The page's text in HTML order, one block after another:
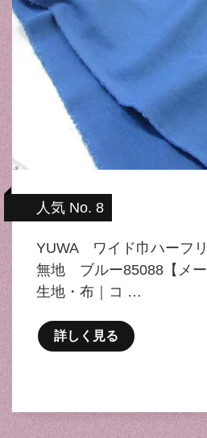
人気 No. 8
YUWA ワイド巾ハーフ
無地 ブルー85088【メー
生地・布｜コ …
詳しく見る